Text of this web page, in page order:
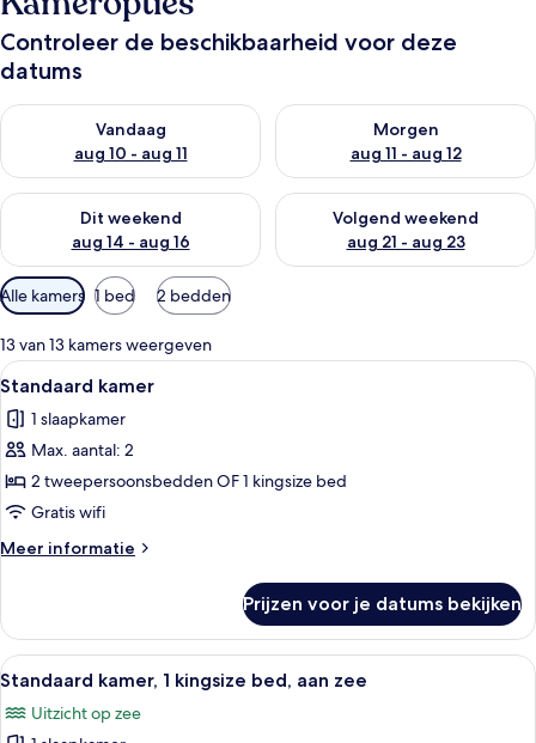
Controleer de beschikbaarheid voor deze
datums
Vandaag
aug 10 - aug 11
De beschikbaarheid controleren voor vanavond aug 10 - aug
Morgen
aug 11 - aug 12
De beschikbaarheid
Dit weekend
aug 14 - aug 16
De beschikbaarheid controleren voor dit weekend aug 14 -
Volgend weekend
aug 21 - aug 23
De beschikbaarheid
Beschikbare
filters
voor
kamers
Alle kamers 1 bed 2 bedden
13 van 13 kamers weergeven
Alle
foto's
voor
Standaard
kamer
laden
Een hotelkamer met twee bedden,
6
Standaard kamer
1 slaapkamer
Max. aantal: 2
2 tweepersoonsbedden OF 1 kingsize bed
Gratis wifi
Meer informatie
Meer
kamer
Prijzen voor je datums bekijken
Alle
foto's
voor
Een balkon met uitzicht op een
9
Standaard kamer, 1 kingsize bed, aan zee
Uitzicht op zee